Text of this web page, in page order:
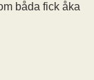
båda fick åka